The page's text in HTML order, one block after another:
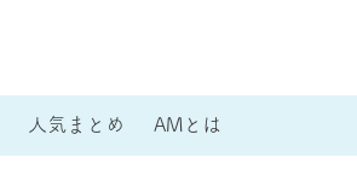
人気まとめ AMとは